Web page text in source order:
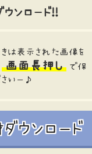
ンロード!!
は表示された画像を
画面長押し
で保
さいー♪
ウンロード